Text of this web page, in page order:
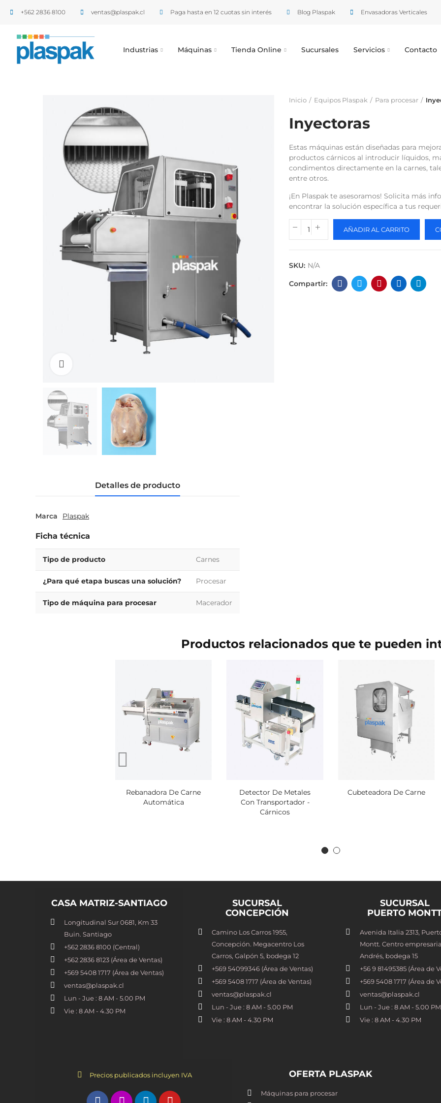
+562 2836 8100​ ventas@plaspak.cl Paga hasta en 12 cuotas sin interés Blog Plaspak Envasadoras Verticales
Industrias Máquinas Tienda Online Sucursales Servicios Contacto
Inicio Equipos Plaspak Para procesar
Inyectoras
Estas máquinas están diseñadas para
productos cárnicos al introducir líquidos,
condimentos directamente en la carnes,
entre otros.
¡En Plaspak te asesoramos! Solicita más
encontrar la solución específica a tus
AÑADIR AL CARRITO
SKU: N/A
Detalles de producto
Marca Plaspak
Ficha técnica
Tipo de producto Carnes
¿Para qué etapa buscas una solución? Procesar
Tipo de máquina para procesar Macerador
Productos relacionados que te pueden
Rebanadora De Carne
Automática
Detector De Metales
Con Transportador -
Cárnicos
Cubeteadora De Carne
CASA MATRIZ-SANTIAGO
Longitudinal Sur 0681, Km 33
Buin. Santiago
+562 2836 8100​ (Central)
+562 2836 8123 (Área de Ventas)
+569 5408 1717 (Área de Ventas)
ventas@plaspak.cl
Lun - Jue : 8 AM - 5.00 PM
Vie : 8 AM - 4.30 PM
SUCURSAL
CONCEPCIÓN
Camino Los Carros 1955,
Concepción. Megacentro Los
Carros, Galpón 5, bodega 12
+569 54099346 (Área de Ventas)
+569 5408 1717 (Área de Ventas)
ventas@plaspak.cl
Lun - Jue : 8 AM - 5.00 PM
Vie : 8 AM - 4.30 PM
SUCURSAL
PUERTO
Avenida Italia 2313,
Montt. Centro
Andrés, bodega 15
+56 9 81495385 (Área de
+569 5408 1717 (Área de
ventas@plaspak.cl
Lun - Jue : 8 AM - 5.00 PM
Vie : 8 AM - 4.30 PM
Precios publicados incluyen IVA OFERTA PLASPAK
Máquinas para procesar